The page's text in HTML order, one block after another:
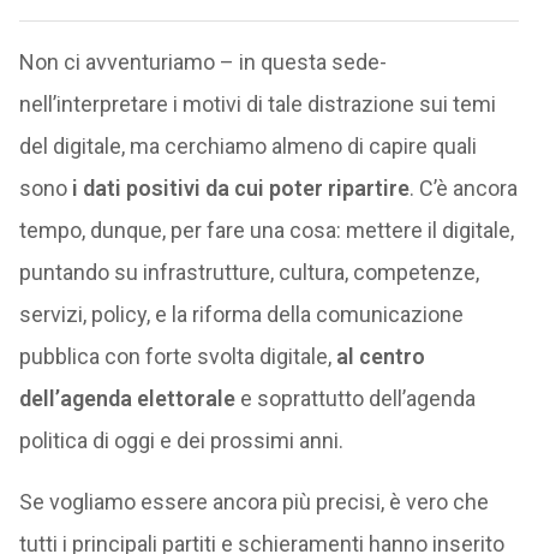
Non ci avventuriamo – in questa sede-
nell’interpretare i motivi di tale distrazione sui temi
del digitale, ma cerchiamo almeno di capire quali
sono i dati positivi da cui poter ripartire. C’è ancora
tempo, dunque, per fare una cosa: mettere il digitale,
puntando su infrastrutture, cultura, competenze,
servizi, policy, e la riforma della comunicazione
pubblica con forte svolta digitale,al centro
dell’agenda elettoralee soprattutto dell’agenda
politica di oggi e dei prossimi anni.
Se vogliamo essere ancora più precisi, è vero che
tutti i principali partiti e schieramenti hanno inserito